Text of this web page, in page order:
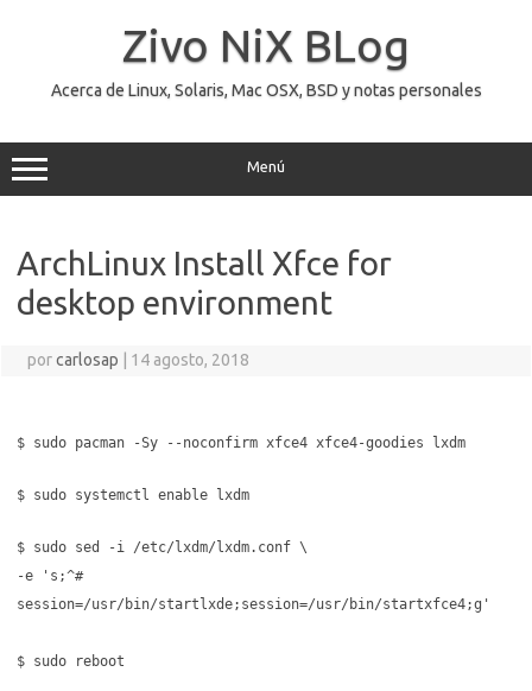
Zivo NiX BLog
Acerca de Linux, Solaris, Mac OSX, BSD y notas personales
Menú
ArchLinux Install Xfce for
desktop environment
porcarlosap 14 agosto, 2018
$ sudo pacman -Sy --noconfirm xfce4 xfce4-goodies lxdm
$ sudo systemctl enable lxdm
$ sudo sed -i /etc/lxdm/lxdm.conf \
-e 's;^#
session=/usr/bin/startlxde;session=/usr/bin/startxfce4;g'
$ sudo reboot